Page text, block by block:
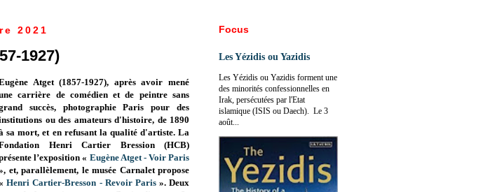
2021
1927)
Atget (1857-1927), après avoir mené
carrière de comédien et de peintre sans
succès, photographie Paris pour des
ou des amateurs d'histoire, de 1890
sa mort, et en refusant la qualité d'artiste. La
Henri Cartier Bression (HCB)
l’exposition « Eugène Atget - Voir Paris
et, parallèlement, le musée Carnalet propose
Henri Cartier-Bresson - Revoir Paris». Deux
Focus
Les Yézidis ou Yazidis
Les Yézidis ou Yazidis forment une
des minorités confessionnelles en
Irak, persécutées par l'Etat
islamique (ISIS ou Daech). Le 3
août...